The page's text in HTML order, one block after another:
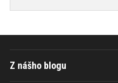
Z nášho blogu